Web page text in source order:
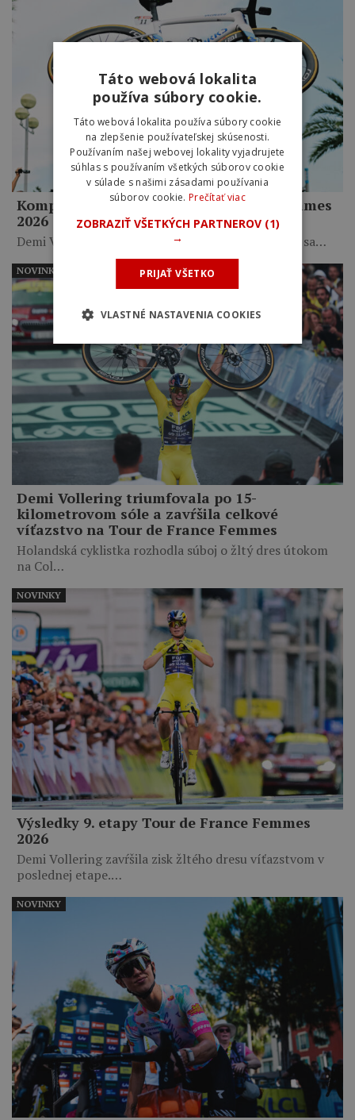
Kompletné výsledky Tour de France Femmes
2026
Demi Vollering získala svoj druhý žltý dres a stala sa…
Demi Vollering triumfovala po 15-
kilometrovom sóle a zavŕšila celkové
víťazstvo na Tour de France Femmes
Holandská cyklistka rozhodla súboj o žltý dres útokom
na Col…
NOVINKY
Výsledky 9. etapy Tour de France Femmes
2026
Demi Vollering zavŕšila zisk žltého dresu víťazstvom v
poslednej etape.…
NOVINKY
NOVINKY
Táto webová lokalita
používa súbory cookie.
Táto webová lokalita používa súbory cookie
na zlepšenie používateľskej skúsenosti.
Používaním našej webovej lokality vyjadrujete
súhlas s používaním všetkých súborov cookie
v súlade s našimi zásadami používania
súborov cookie. Prečítať viac
ZOBRAZIŤ VŠETKÝCH PARTNEROV (1)
→
PRIJAŤ VŠETKO
VLASTNÉ NASTAVENIA COOKIES